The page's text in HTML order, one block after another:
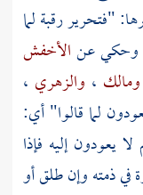
"فتحرير رقبة لما
وحكي عنالأخفش
ومالك ، والزهري ،
لما قالوا" أي:
يعودون إليه فإذا
في ذمته وإن طلق أو